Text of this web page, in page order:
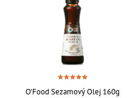
O'Food Sezamový Olej 160g